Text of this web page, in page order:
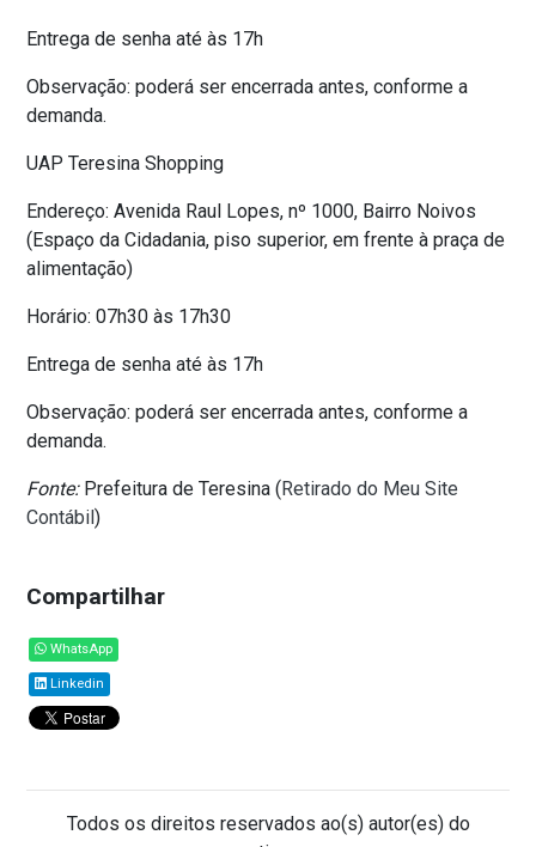
Entrega de senha até às 17h
Observação: poderá ser encerrada antes, conforme a
demanda.
UAP Teresina Shopping
Endereço: Avenida Raul Lopes, nº 1000, Bairro Noivos
(Espaço da Cidadania, piso superior, em frente à praça de
alimentação)
Horário: 07h30 às 17h30
Entrega de senha até às 17h
Observação: poderá ser encerrada antes, conforme a
demanda.
Fonte:Prefeitura de Teresina (Retirado do Meu Site
Contábil)
Compartilhar
WhatsApp
Linkedin
Todos os direitos reservados ao(s) autor(es) do